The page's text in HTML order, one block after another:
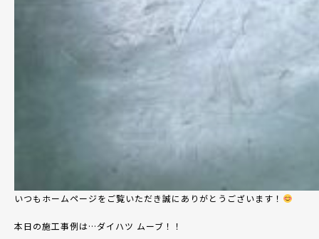
いつもホームページをご覧いただき誠にありがとうございます！
本日の施工事例は…ダイハツ ムーブ ！！